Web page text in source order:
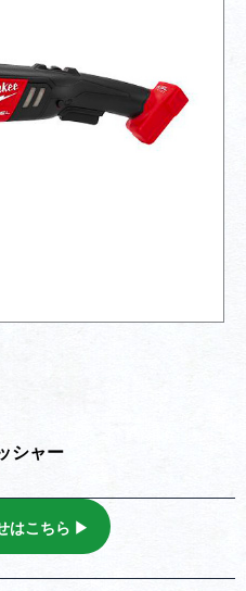
シャー
はこちら ▶︎